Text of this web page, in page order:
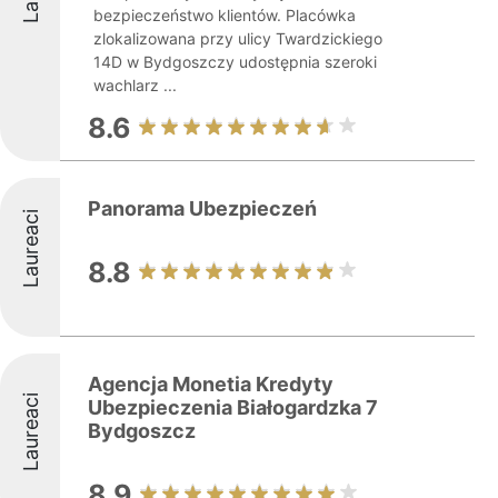
bezpieczeństwo klientów. Placówka
zlokalizowana przy ulicy Twardzickiego
14D w Bydgoszczy udostępnia szeroki
wachlarz ...
8.6
Laureaci Panorama Ubezpieczeń
8.8
Laureaci
Agencja Monetia Kredyty
Ubezpieczenia Białogardzka 7
Bydgoszcz